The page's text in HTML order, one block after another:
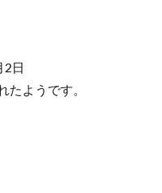
2日
たようです。